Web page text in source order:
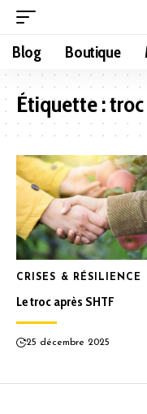
Blog Boutique
Étiquette :troc
CRISES & RÉSILIENCE
Le troc après SHTF
25 décembre 2025